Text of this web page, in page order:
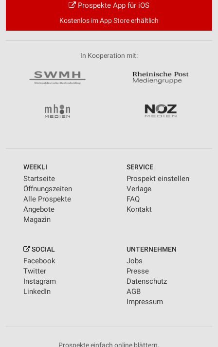
Prospekte App für iOS
Kostenlos im App Store erhältlich
In Kooperation mit:
WEEKLI
Startseite
Öffnungszeiten
Alle Prospekte
Angebote
Magazin
SERVICE
Prospekt einstellen
Verlage
FAQ
Kontakt
SOCIAL
Facebook
Twitter
Instagram
LinkedIn
UNTERNEHMEN
Jobs
Presse
Datenschutz
AGB
Impressum
Prospekte einfach online blättern.